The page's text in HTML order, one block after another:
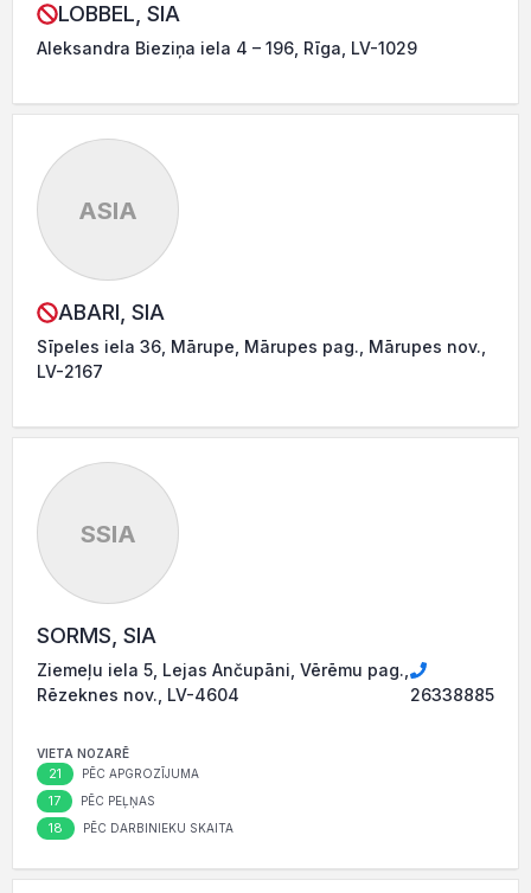
LOBBEL, SIA
Aleksandra Bieziņa iela 4 – 196, Rīga, LV-1029
ASIA
ABARI, SIA
Sīpeles iela 36, Mārupe, Mārupes pag., Mārupes nov.,
LV-2167
SSIA
SORMS, SIA
Ziemeļu iela 5, Lejas Ančupāni, Vērēmu pag.,
Rēzeknes nov., LV-4604
26338885
VIETA NOZARĒ
21 PĒC APGROZĪJUMA
17 PĒC PEĻŅAS
18 PĒC DARBINIEKU SKAITA